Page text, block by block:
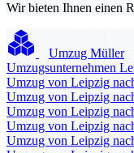
Wir bieten Ihnen einen
Umzug Müller
Umzugsunternehmen
Umzug von Leipzig
Umzug von Leipzig
Umzug von Leipzig
Umzug von Leipzig
Umzug von Leipzig